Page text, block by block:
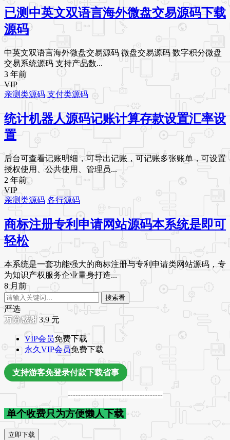
已测中英文双语言海外微盘交易源码下载
源码
中英文双语言海外微盘交易源码 微盘交易源码 数字积分微盘
交易系统源码 支持产品数...
3 年前
VIP
亲测类源码 支付类源码
统计机器人源码记账计算存款设置汇率设
置
后台可查看记账明细，可导出记账，可记账多张账单，可设置
授权使用、公共使用、管理员...
2 年前
VIP
亲测类源码 各行源码
商标注册专利申请网站源码本系统是即可
轻松
本系统是一套功能强大的商标注册与专利申请类网站源码，专
为知识产权服务企业量身打造...
8 月前
搜索看
严选
3.9 元
VIP会员免费下载
永久VIP会员免费下载
支持游客免登录付款下载省事
-------------------------------------
单个收费只为方便懒人下载
立即下载